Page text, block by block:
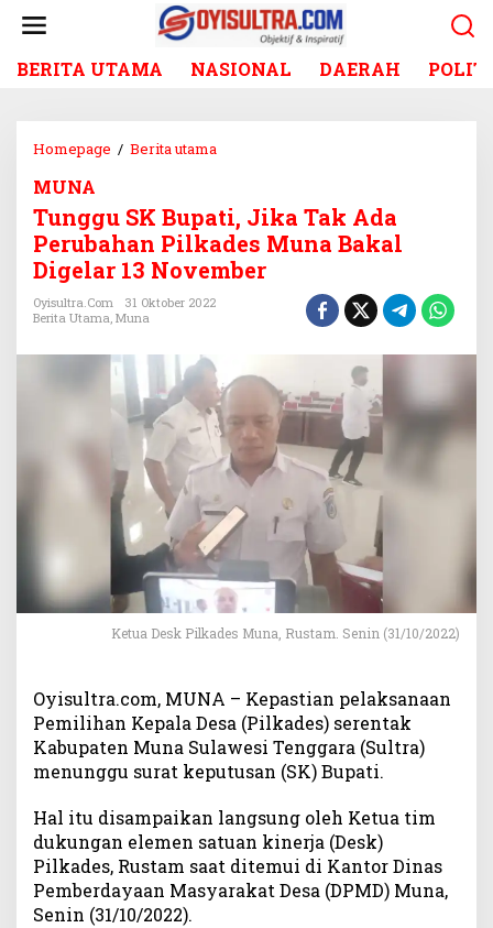
BERITA UTAMA NASIONAL DAERAH
Homepage / Berita utama
g
g
u
S
a
t
i
,
i
k
a
T
a
k
A
P
e
r
u
a
h
a
n
P
MUNA
Tunggu SK Bupati, Jika Tak Ada
Perubahan Pilkades Muna Bakal
Digelar 13 November
Oyisultra.com
31 Oktober 2022
Berita Utama, Muna
Ketua Desk Pilkades Muna, Rustam. Senin (31/10/2022)
Oyisultra.com, MUNA – Kepastian pelaksanaan
Pemilihan Kepala Desa (Pilkades) serentak
Kabupaten Muna Sulawesi Tenggara (Sultra)
menunggu surat keputusan (SK) Bupati.
Hal itu disampaikan langsung oleh Ketua tim
dukungan elemen satuan kinerja (Desk)
Pilkades, Rustam saat ditemui di Kantor Dinas
Pemberdayaan Masyarakat Desa (DPMD) Muna,
Senin (31/10/2022).